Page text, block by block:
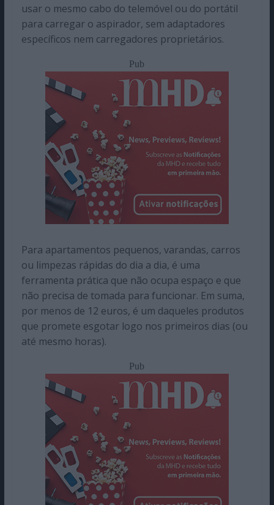
usar o mesmo cabo do telemóvel ou do portátil
para carregar o aspirador, sem adaptadores
específicos nem carregadores proprietários.
Pub
Para apartamentos pequenos, varandas, carros
ou limpezas rápidas do dia a dia, é uma
ferramenta prática que não ocupa espaço e que
não precisa de tomada para funcionar. Em suma,
por menos de 12 euros, é um daqueles produtos
que promete esgotar logo nos primeiros dias (ou
até mesmo horas).
Pub